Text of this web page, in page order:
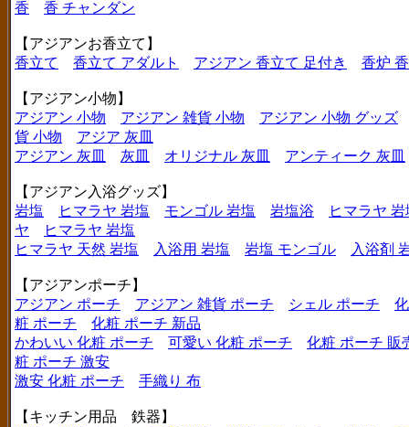
香 香 チャンダン
【アジアンお香立て】
香立て
香立て アダルト アジアン 香立て 足付き 香炉
【アジアン小物】
アジアン 小物
アジアン 雑貨 小物
アジアン 小物 グッズ
貨 小物
アジア 灰皿
アジアン 灰皿
灰皿 オリジナル 灰皿 アンティーク 灰皿
【アジアン入浴グッズ】
岩塩
ヒマラヤ 岩塩 モンゴル 岩塩 岩塩浴
ヒマラヤ
ヤ
ヒマラヤ 岩塩
ヒマラヤ 天然 岩塩
入浴用 岩塩 岩塩 モンゴル 入浴剤
【アジアンポーチ】
アジアン ポーチ
アジアン 雑貨 ポーチ シェル ポーチ
粧 ポーチ
化粧 ポーチ 新品
かわいい 化粧 ポーチ
可愛い 化粧 ポーチ
化粧 ポーチ 販
粧 ポーチ 激安
激安 化粧 ポーチ
手織り 布
【キッチン用品 鉄器】